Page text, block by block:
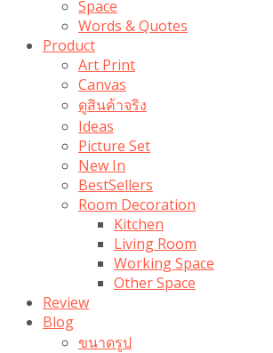
Space
Words & Quotes
Product
Art Print
Canvas
ดูสินค้าจริง
Ideas
Picture Set
New In
BestSellers
Room Decoration
Kitchen
Living Room
Working Space
Other Space
Review
Blog
ขนาดรูป